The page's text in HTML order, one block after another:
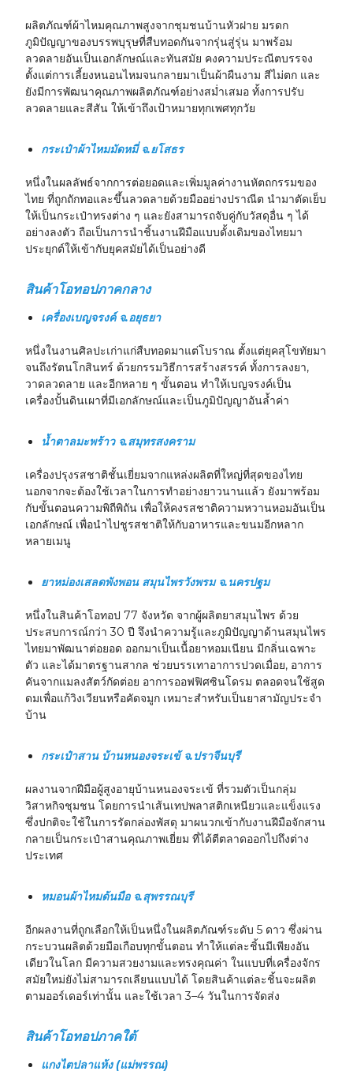
ผลิตภัณฑ์ผ้าไหมคุณภาพสูงจากชุมชนบ้านหัวฝาย มรดก
ภูมิปัญญาของบรรพบุรุษที่สืบทอดกันจากรุ่นสู่รุ่น มาพร้อม
ลวดลายอันเป็นเอกลักษณ์และทันสมัย คงความประณีตบรรจง
ตั้งแต่การเลี้ยงหนอนไหมจนกลายมาเป็นผ้าผืนงาม สีไม่ตก และ
ยังมีการพัฒนาคุณภาพผลิตภัณฑ์อย่างสม่ำเสมอ ทั้งการปรับ
ลวดลายและสีสัน ให้เข้าถึงเป้าหมายทุกเพศทุกวัย
กระเป๋าผ้าไหมมัดหมี่ จ.ยโสธร
หนึ่งในผลลัพธ์จากการต่อยอดและเพิ่มมูลค่างานหัตถกรรมของ
ไทย ที่ถูกถักทอและขึ้นลวดลายด้วยมืออย่างปราณีต นำมาตัดเย็บ
ให้เป็นกระเป๋าทรงต่าง ๆ และยังสามารถจับคู่กับวัสดุอื่น ๆ ได้
อย่างลงตัว ถือเป็นการนำชิ้นงานฝีมือแบบดั้งเดิมของไทยมา
ประยุกต์ให้เข้ากับยุคสมัยได้เป็นอย่างดี
สินค้าโอทอปภาคกลาง
เครื่องเบญจรงค์ จ.อยุธยา
หนึ่งในงานศิลปะเก่าแก่สืบทอดมาแต่โบราณ ตั้งแต่ยุคสุโขทัยมา
จนถึงรัตนโกสินทร์ ด้วยกรรมวิธีการสร้างสรรค์ ทั้งการลงยา,
วาดลวดลาย และอีกหลาย ๆ ขั้นตอน ทำให้เบญจรงค์เป็น
เครื่องปั้นดินเผาที่มีเอกลักษณ์และเป็นภูมิปัญญาอันล้ำค่า
น้ำตาลมะพร้าว จ.สมุทรสงคราม
เครื่องปรุงรสชาติชั้นเยี่ยมจากแหล่งผลิตที่ใหญ่ที่สุดของไทย
นอกจากจะต้องใช้เวลาในการทำอย่างยาวนานแล้ว ยังมาพร้อม
กับขั้นตอนความพิถีพิถัน เพื่อให้คงรสชาติความหวานหอมอันเป็น
เอกลักษณ์ เพื่อนำไปชูรสชาติให้กับอาหารและขนมอีกหลาก
หลายเมนู
ยาหม่องเสลดพังพอน สมุนไพรวังพรม จ.นครปฐม
หนึ่งในสินค้าโอทอป 77 จังหวัด จากผู้ผลิตยาสมุนไพร ด้วย
ประสบการณ์กว่า 30 ปี จึงนำความรู้และภูมิปัญญาด้านสมุนไพร
ไทยมาพัฒนาต่อยอด ออกมาเป็นเนื้อยาหอมเนียน มีกลิ่นเฉพาะ
ตัว และได้มาตรฐานสากล ช่วยบรรเทาอาการปวดเมื่อย, อาการ
คันจากแมลงสัตว์กัดต่อย อาการออฟฟิศซินโดรม ตลอดจนใช้สูด
ดมเพื่อแก้วิงเวียนหรือคัดจมูก เหมาะสำหรับเป็นยาสามัญประจำ
บ้าน
กระเป๋าสาน บ้านหนองจระเข้ จ.ปราจีนบุรี
ผลงานจากฝีมือผู้สูงอายุบ้านหนองจระเข้ ที่รวมตัวเป็นกลุ่ม
วิสาหกิจชุมชน โดยการนำเส้นเทปพลาสติกเหนียวและแข็งแรง
ซึ่งปกติจะใช้ในการรัดกล่องพัสดุ มาผนวกเข้ากับงานฝีมือจักสาน
กลายเป็นกระเป๋าสานคุณภาพเยี่ยม ที่ได้ตีตลาดออกไปถึงต่าง
ประเทศ
หมอนผ้าไหมด้นมือ จ.สุพรรณบุรี
อีกผลงานที่ถูกเลือกให้เป็นหนึ่งในผลิตภัณฑ์ระดับ 5 ดาว ซึ่งผ่าน
กระบวนผลิตด้วยมือเกือบทุกขั้นตอน ทำให้แต่ละชิ้นมีเพียงอัน
เดียวในโลก มีความสวยงามและทรงคุณค่า ในแบบที่เครื่องจักร
สมัยใหม่ยังไม่สามารถเลียนแบบได้ โดยสินค้าแต่ละชิ้นจะผลิต
ตามออร์เดอร์เท่านั้น และใช้เวลา 3–4 วันในการจัดส่ง
สินค้าโอทอปภาคใต้
แกงไตปลาแห้ง (แม่พรรณ)